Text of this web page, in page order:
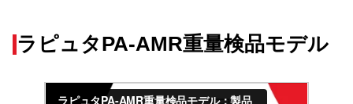
ラピュタPA-AMR重量検品モデル